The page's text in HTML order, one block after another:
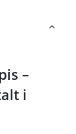
–
i